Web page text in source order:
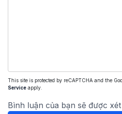
This site is protected by reCAPTCHA and the
Service apply.
Bình luận của bạn sẽ được